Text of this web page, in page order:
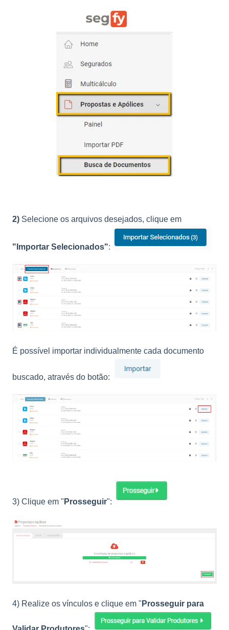
2) Selecione os arquivos desejados, clique em
"Importar Selecionados":
É possível importar individualmente cada documento
buscado, através do botão:
3) Clique em " Prosseguir":
4) Realize os vínculos e clique em " Prosseguir para